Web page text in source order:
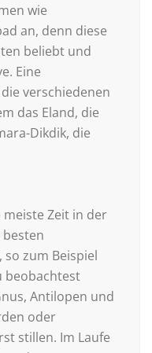
wie
an, denn diese
beliebt und
Eine
verschiedenen
das Eland, die
Dikdik, die
Zeit in der
zum Beispiel
beobachtest
Antilopen und
oder
stillen. Im Laufe